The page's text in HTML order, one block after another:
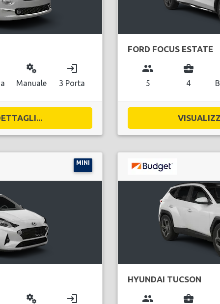
miscellaneous_services
Manuale
login
3 Porta
FORD FOCUS ESTATE
group
5
business_center
4
MINI
miscellaneous_services login
HYUNDAI TUCSON
group business_center